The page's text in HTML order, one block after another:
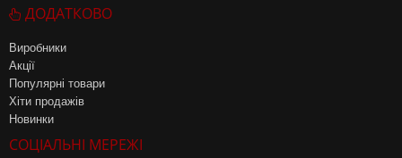
ДОДАТКОВО
Виробники
Акції
Популярні товари
Хіти продажів
Новинки
СОЦІАЛЬНІ МЕРЕЖІ